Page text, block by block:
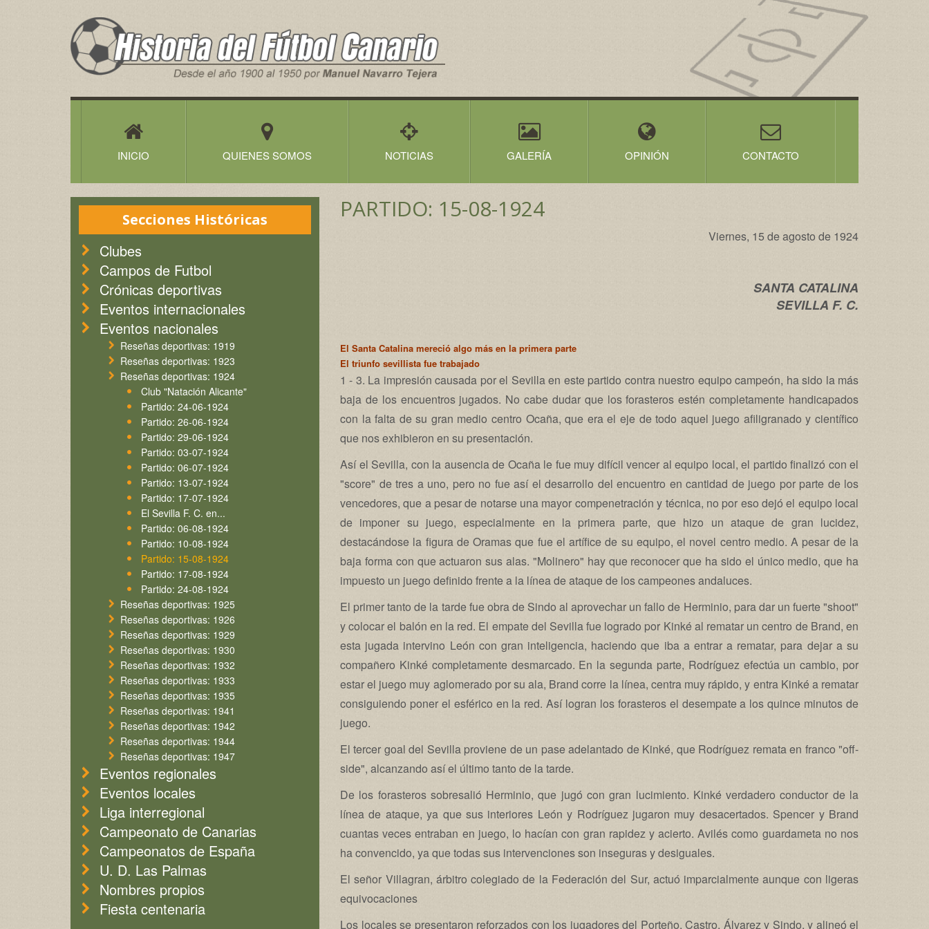
Historia
del
Futbol
Canario
INICIO QUIENES SOMOS NOTICIAS GALERÍA OPINIÓN CONTACTO
Secciones Históricas
Clubes
Campos de Futbol
Crónicas deportivas
Eventos internacionales
Eventos nacionales
Reseñas deportivas: 1919
Reseñas deportivas: 1923
Reseñas deportivas: 1924
Club "Natación Alicante"
Partido: 24-06-1924
Partido: 26-06-1924
Partido: 29-06-1924
Partido: 03-07-1924
Partido: 06-07-1924
Partido: 13-07-1924
Partido: 17-07-1924
El Sevilla F. C. en...
Partido: 06-08-1924
Partido: 10-08-1924
Partido: 15-08-1924
Partido: 17-08-1924
Partido: 24-08-1924
Reseñas deportivas: 1925
Reseñas deportivas: 1926
Reseñas deportivas: 1929
Reseñas deportivas: 1930
Reseñas deportivas: 1932
Reseñas deportivas: 1933
Reseñas deportivas: 1935
Reseñas deportivas: 1941
Reseñas deportivas: 1942
Reseñas deportivas: 1944
Reseñas deportivas: 1947
Eventos regionales
Eventos locales
Liga interregional
Campeonato de Canarias
Campeonatos de España
U. D. Las Palmas
Nombres propios
Fiesta centenaria
PARTIDO: 15-08-1924
Viernes, 15 de agosto de 1924
SANTA CATALINA
SEVILLA F. C.
El Santa Catalina mereció algo más en la primera parte
El triunfo sevillista fue trabajado
1 - 3. La impresión causada por el Sevilla en este partido contra nuestro equipo campeón, ha sido la más
baja de los encuentros jugados. No cabe dudar que los forasteros estén completamente handicapados
con la falta de su gran medio centro Ocaña, que era el eje de todo aquel juego afiligranado y científico
que nos exhibieron en su presentación.
Así el Sevilla, con la ausencia de Ocaña le fue muy difícil vencer al equipo local, el partido finalizó con el
"score" de tres a uno, pero no fue así el desarrollo del encuentro en cantidad de juego por parte de los
vencedores, que a pesar de notarse una mayor compenetración y técnica, no por eso dejó el equipo local
de imponer su juego, especialmente en la primera parte, que hizo un ataque de gran lucidez,
destacándose la figura de Oramas que fue el artífice de su equipo, el novel centro medio. A pesar de la
baja forma con que actuaron sus alas. "Molinero" hay que reconocer que ha sido el único medio, que ha
impuesto un juego definido frente a la línea de ataque de los campeones andaluces.
El primer tanto de la tarde fue obra de Sindo al aprovechar un fallo de Herminio, para dar un fuerte "shoot"
y colocar el balón en la red. El empate del Sevilla fue logrado por Kinké al rematar un centro de Brand, en
esta jugada intervino León con gran inteligencia, haciendo que iba a entrar a rematar, para dejar a su
compañero Kinké completamente desmarcado. En la segunda parte, Rodríguez efectúa un cambio, por
estar el juego muy aglomerado por su ala, Brand corre la línea, centra muy rápido, y entra Kinké a rematar
consiguiendo poner el esférico en la red. Así logran los forasteros el desempate a los quince minutos de
juego.
El tercer goal del Sevilla proviene de un pase adelantado de Kinké, que Rodríguez remata en franco "off-
side", alcanzando así el último tanto de la tarde.
De los forasteros sobresalió Herminio, que jugó con gran lucimiento. Kinké verdadero conductor de la
línea de ataque, ya que sus interiores León y Rodríguez jugaron muy desacertados. Spencer y Brand
cuantas veces entraban en juego, lo hacían con gran rapidez y acierto. Avilés como guardameta no nos
ha convencido, ya que todas sus intervenciones son inseguras y desiguales.
El señor Villagran, árbitro colegiado de la Federación del Sur, actuó imparcialmente aunque con ligeras
equivocaciones
Los locales se presentaron reforzados con los jugadores del Porteño, Castro, Álvarez y Sindo, y alineó el